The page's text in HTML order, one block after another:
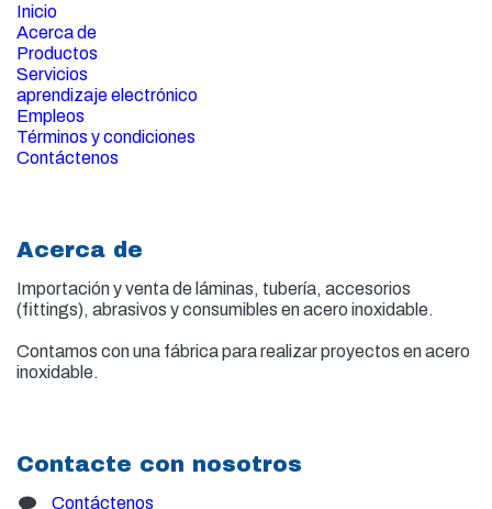
Inicio
Acerca de
Productos
Servicios
aprendizaje electrónico
Empleos
Términos y condiciones
Contáctenos
Acerca de
Importación y venta de láminas, tubería, accesorios
(fittings), abrasivos y consumibles en acero inoxidable.
Contamos con una fábrica para realizar proyectos en acero
inoxidable.
Contacte con nosotros
Contáctenos